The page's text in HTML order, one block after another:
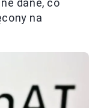
dane, co
na